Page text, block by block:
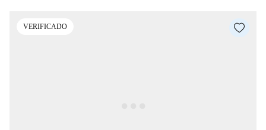
VERIFICADO